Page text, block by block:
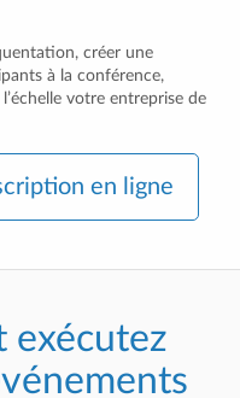
créer une
à la conférence,
votre entreprise de
en ligne
exécutez